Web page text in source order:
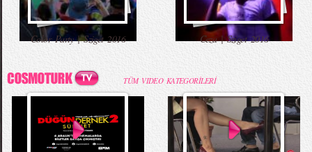
Color Party | Sziget 2016 Ceza | Sziget 2016
TÜM VIDEO KATEGORİLERİ